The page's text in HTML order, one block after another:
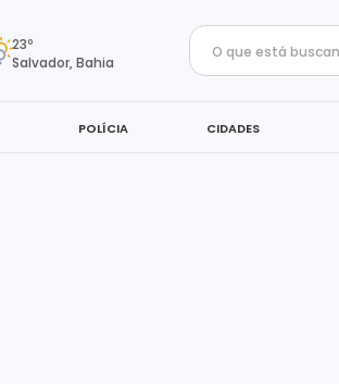
23º
Salvador, Bahia
POLÍCIA CIDADES